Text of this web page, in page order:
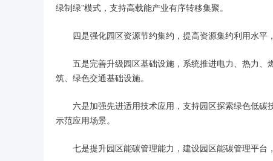
绿制绿”模式，支持高载能产业有序转移集聚。
四是强化园区资源节约集约，提高资源集约利用水平
五是完善升级园区基础设施，系统推进电力、热力
筑、绿色交通基础设施。
六是加强先进适用技术应用，支持园区探索绿色低
示范应用场景。
七是提升园区能碳管理能力，建设园区能碳管理平台